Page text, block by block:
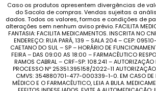
Caso os produtos apresentem divergências de
do Sacola de compras. Vendas sujeitas a
dados. Todos os valores, formas e condições de
alterações sem nenhum aviso prévio. FACILITA
FANTASIA: FACILITA MEDICAMENTOS. INSCRITA NO
ENDEREÇO: RUA PARÁ, 139 – SALA 204 – CEP:
CAETANO DO SUL – SP – HORÁRIO DE
FEIRA – DAS 09:00 AS 18:00 – FARMACÊUTICO
RAMOS CABRAL – CRF-SP: 108.241 – AUTORIZAÇÃO
PROCESSO Nº 25351.395158/2022-11
CMVS: 354880701-477-000339-1-0. EM CASO DE
MÉDICO E O FARMACÊUTICO, LEIA A BULA.